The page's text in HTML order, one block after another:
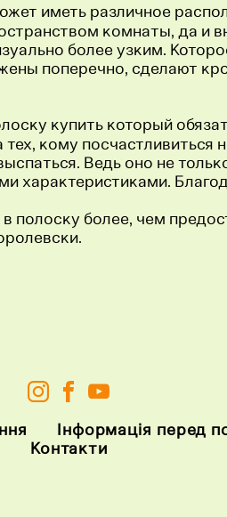
иметь различное
комнаты, да
более узким.
поперечно, сделают
купить который
кому посчастливиться
Ведь оно не
полоску более, чем
Інформація перед
Контакти